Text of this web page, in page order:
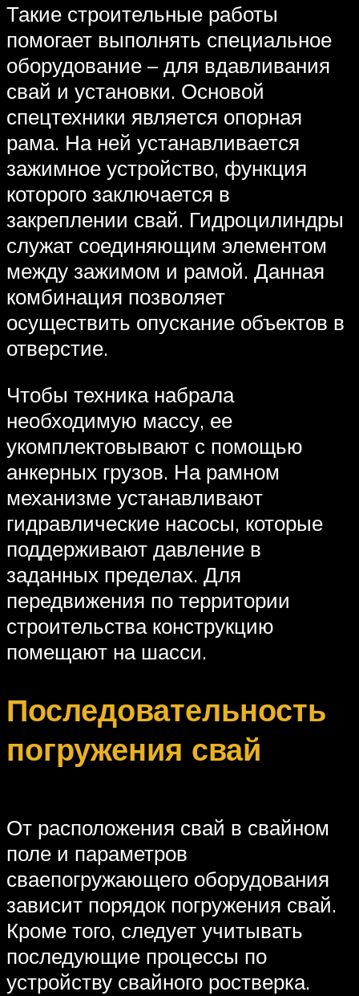
Такие строительные работы
помогает выполнять специальное
оборудование – для вдавливания
свай и установки. Основой
спецтехники является опорная
рама. На ней устанавливается
зажимное устройство, функция
которого заключается в
закреплении свай. Гидроцилиндры
служат соединяющим элементом
между зажимом и рамой. Данная
комбинация позволяет
осуществить опускание объектов в
отверстие.
Чтобы техника набрала
необходимую массу, ее
укомплектовывают с помощью
анкерных грузов. На рамном
механизме устанавливают
гидравлические насосы, которые
поддерживают давление в
заданных пределах. Для
передвижения по территории
строительства конструкцию
помещают на шасси.
Последовательность
погружения свай
От расположения свай в свайном
поле и параметров
сваепогружающего оборудования
зависит порядок погружения свай.
Кроме того, следует учитывать
последующие процессы по
устройству свайного ростверка.